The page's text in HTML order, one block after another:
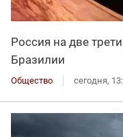
Россия на две
Бразилии
Общество сегодня,